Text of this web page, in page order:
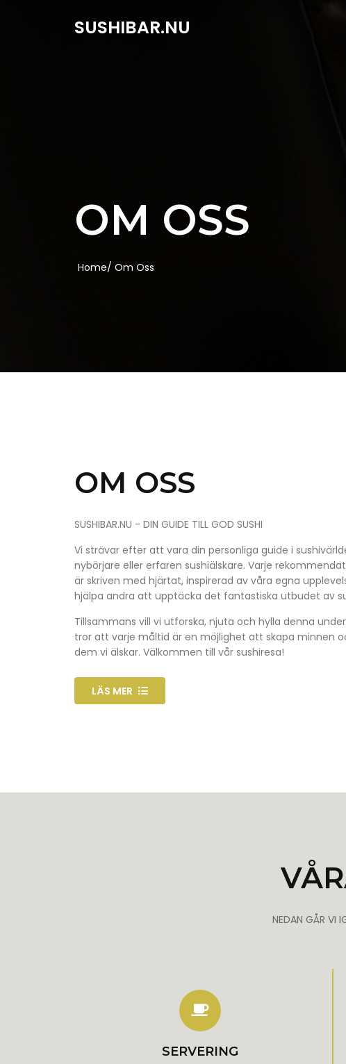
SUSHIBAR.NU
OM OSS
Home/ Om Oss
OM OSS
SUSHIBAR.NU - DIN GUIDE TILL GOD SUSHI
Vi strävar efter att vara din personliga guide i
nybörjare eller erfaren sushiälskare. Varje
är skriven med hjärtat, inspirerad av våra egna
hjälpa andra att upptäcka det fantastiska utbudet av
Tillsammans vill vi utforska, njuta och hylla denna
tror att varje måltid är en möjlighet att skapa minnen
dem vi älskar. Välkommen till vår sushiresa!
LÄS MER
NEDAN GÅR VI
SERVERING